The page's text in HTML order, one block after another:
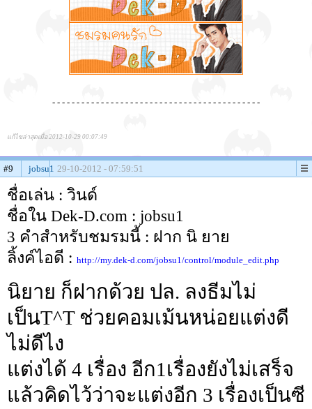
- - - - - - - - - - - - - - - - - - - - - - - - - - - - - - - - - - - - - - - - - - -
แก้ไขล่าสุดเมื่อ 2012-10-29 00:07:49
#9 jobsu1 29-10-2012 - 07:59:51
ชื่อเล่น : วินด์
ชื่อใน Dek-D.com : jobsu1
3 คำสำหรับชมรมนี้ : ฝาก นิ ยาย
ลิ้งค์ไอดี : http://my.dek-d.com/jobsu1/control/module_edit.php
นิยาย ก็ฝากด้วย ปล. ลงธีมไม่
เป็นT^T ช่วยคอมเม้นหน่อยแต่งดี
ไม่ดีไง
แต่งได้ 4 เรื่อง อีก1เรื่องยังไม่เสร็จ
แล้วคิดไว้ว่าจะแต่งอีก 3 เรื่องเป็นซี